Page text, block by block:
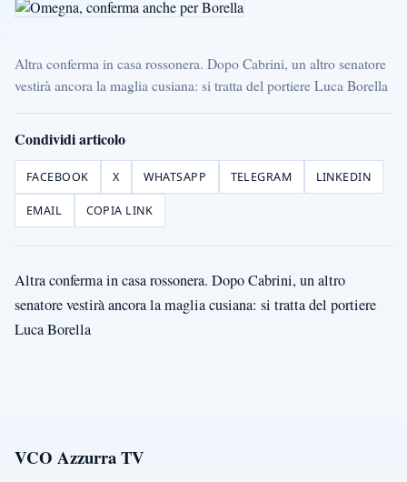
Altra conferma in casa rossonera. Dopo Cabrini, un altro senatore
vestirà ancora la maglia cusiana: si tratta del portiere Luca Borella
Condividi articolo
FACEBOOK X WHATSAPP TELEGRAM LINKEDIN
EMAIL COPIA LINK
Altra conferma in casa rossonera. Dopo Cabrini, un altro
senatore vestirà ancora la maglia cusiana: si tratta del portiere
Luca Borella
VCO Azzurra TV